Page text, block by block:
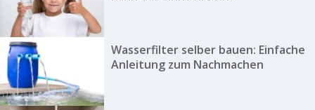
Wasserfilter selber bauen: Einfache
Anleitung zum Nachmachen